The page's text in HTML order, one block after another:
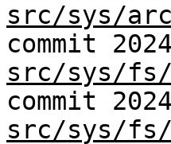
src/sys/
commit
src/sys/fs/
commit
src/sys/fs/